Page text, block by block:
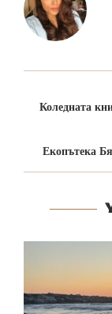
Коледната
Екопътека